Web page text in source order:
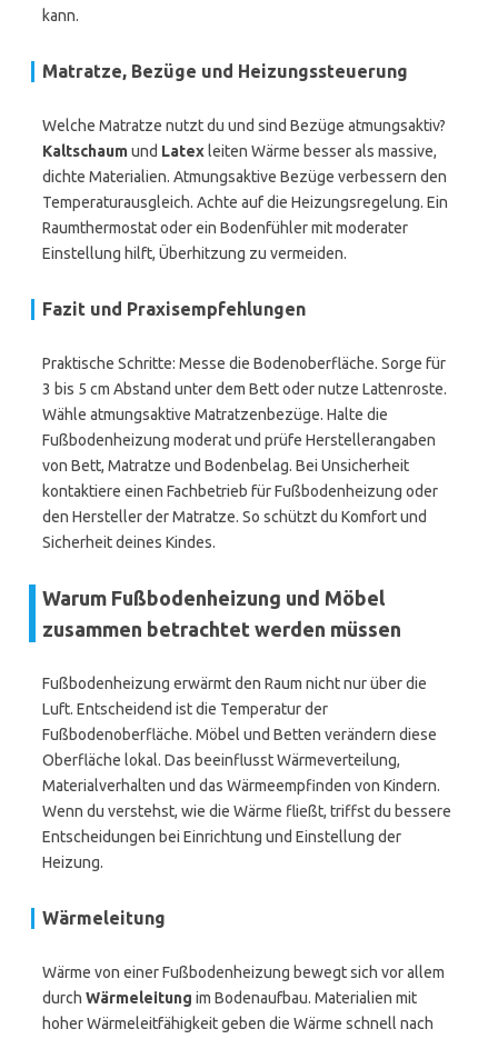
kann.
Matratze, Bezüge und Heizungssteuerung
Welche Matratze nutzt du und sind Bezüge atmungsaktiv?
Kaltschaumund Latex leiten Wärme besser als massive,
dichte Materialien. Atmungsaktive Bezüge verbessern den
Temperaturausgleich. Achte auf die Heizungsregelung. Ein
Raumthermostat oder ein Bodenfühler mit moderater
Einstellung hilft, Überhitzung zu vermeiden.
Fazit und Praxisempfehlungen
Praktische Schritte: Messe die Bodenoberfläche. Sorge für
3 bis 5 cm Abstand unter dem Bett oder nutze Lattenroste.
Wähle atmungsaktive Matratzenbezüge. Halte die
Fußbodenheizung moderat und prüfe Herstellerangaben
von Bett, Matratze und Bodenbelag. Bei Unsicherheit
kontaktiere einen Fachbetrieb für Fußbodenheizung oder
den Hersteller der Matratze. So schützt du Komfort und
Sicherheit deines Kindes.
Warum Fußbodenheizung und Möbel
zusammen betrachtet werden müssen
Fußbodenheizung erwärmt den Raum nicht nur über die
Luft. Entscheidend ist die Temperatur der
Fußbodenoberfläche. Möbel und Betten verändern diese
Oberfläche lokal. Das beeinflusst Wärmeverteilung,
Materialverhalten und das Wärmeempfinden von Kindern.
Wenn du verstehst, wie die Wärme fließt, triffst du bessere
Entscheidungen bei Einrichtung und Einstellung der
Heizung.
Wärmeleitung
Wärme von einer Fußbodenheizung bewegt sich vor allem
durch Wärmeleitung im Bodenaufbau. Materialien mit
hoher Wärmeleitfähigkeit geben die Wärme schnell nach